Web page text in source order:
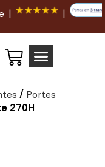
|
/ Portes
270H